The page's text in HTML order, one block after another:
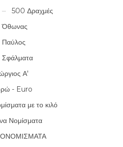
500 Δραχμές
Όθωνας
Παύλος
Σφάλματα
Α'
- Euro
με το κιλό
Νομίσματα